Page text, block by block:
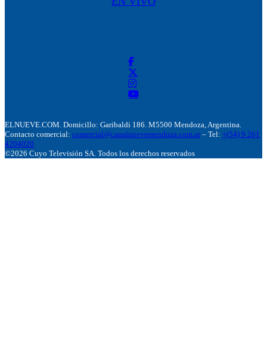
ELNUEVE.COM. Domicillo: Garibaldi 186. M5500 Mendoza, Argentina.
Contacto comercial: comercial@canalnuevemendoza.com.ar – Tel: +(54) 9 261
4204020
©2026 Cuyo Televisión SA. Todos los derechos reservados